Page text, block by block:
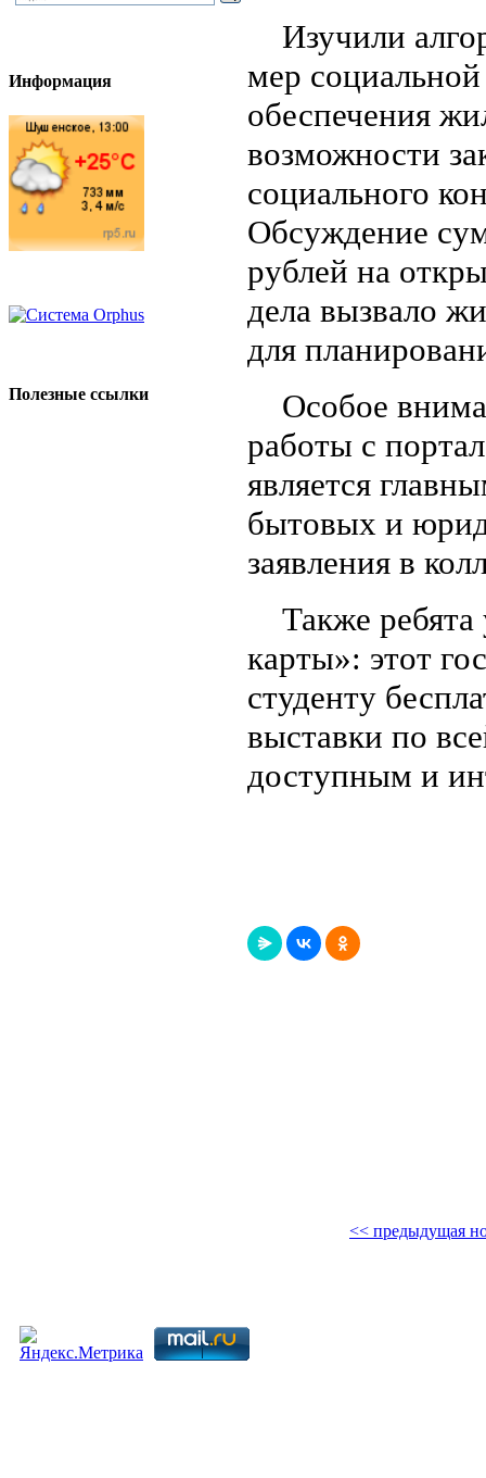
Информация
Полезные ссылки
Изучили
мер
обеспечения
возможности
социального
Обсуждение
рублей на
дела вызвало
для
Особое
работы с
является
бытовых и
заявления в
Также ребята
карты»: этот
студенту
выставки по
доступным и
<< предыдущая